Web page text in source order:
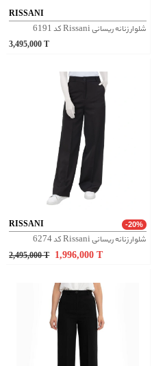
RISSANI
شلوار زنانه ریسانی Rissani کد 6191
3,495,000
RISSANI -20%
شلوار زنانه ریسانی Rissani کد 6274
2,495,000 T 1,996,000